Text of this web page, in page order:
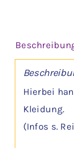
Hierbei
Kleidung.
(Infos s.